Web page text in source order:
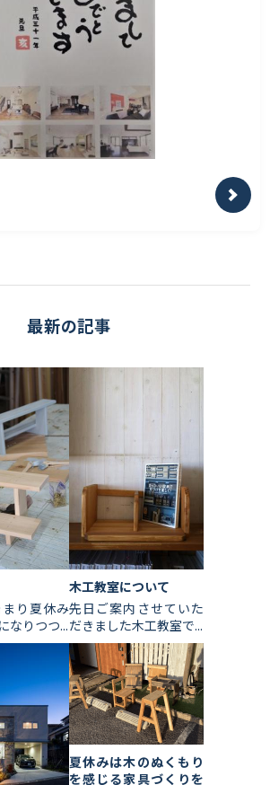
最新の記事
り夏休み
なりつつ...
木工教室について
先日ご案内させていた
だきました木工教室で...
夏休みは木のぬくもり
を感じる家具づくりを